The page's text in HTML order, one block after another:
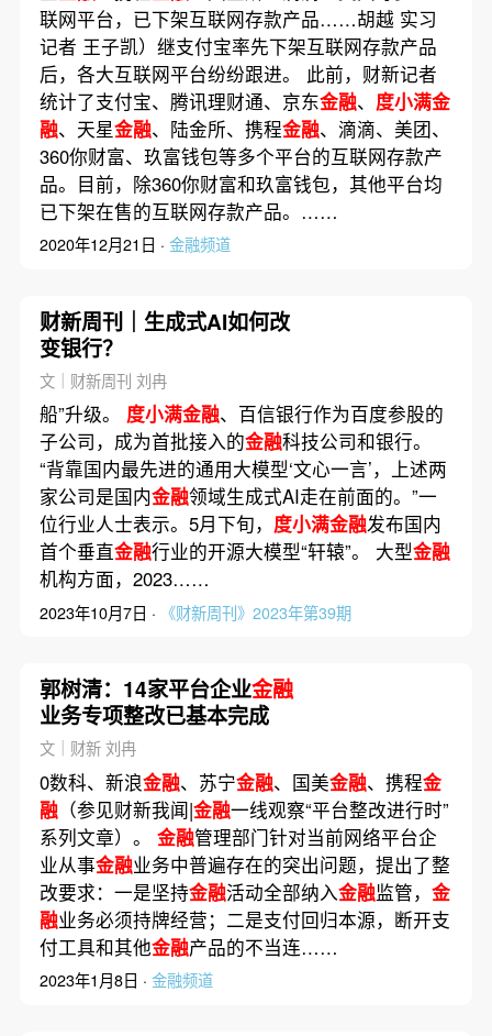
联网平台，已下架互联网存款产品……胡越 实习
记者 王子凯）继支付宝率先下架互联网存款产品
后，各大互联网平台纷纷跟进。 此前，财新记者
统计了支付宝、腾讯理财通、京东金融、 度小满金
融、天星金融、陆金所、携程金融、滴滴、美团、
360你财富、玖富钱包等多个平台的互联网存款产
品。目前，除360你财富和玖富钱包，其他平台均
已下架在售的互联网存款产品。……
2020年12月21日 · 金融频道
财新周刊｜生成式AI如何改
变银行？
文｜财新周刊 刘冉
船”升级。 度小满金融、百信银行作为百度参股的
子公司，成为首批接入的金融科技公司和银行。
“背靠国内最先进的通用大模型‘文心一言’，上述两
家公司是国内金融领域生成式AI走在前面的。”一
位行业人士表示。5月下旬， 度小满金融发布国内
首个垂直金融行业的开源大模型“轩辕”。 大型金融
机构方面，2023……
2023年10月7日 · 《财新周刊》2023年第39期
郭树清：14家平台企业金融
业务专项整改已基本完成
文｜财新 刘冉
0数科、新浪金融、苏宁金融、国美金融、携程金
融（参见财新我闻|金融一线观察“平台整改进行时”
系列文章）。 金融管理部门针对当前网络平台企
业从事金融业务中普遍存在的突出问题，提出了整
改要求：一是坚持金融活动全部纳入金融监管， 金
融业务必须持牌经营；二是支付回归本源，断开支
付工具和其他金融产品的不当连……
2023年1月8日 · 金融频道